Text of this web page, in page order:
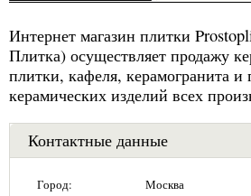
Интернет магазин плитки
Плитка) осуществляет продажу
плитки, кафеля, керамогранита и
керамических изделий всех
Контактные данные
Город: Москва